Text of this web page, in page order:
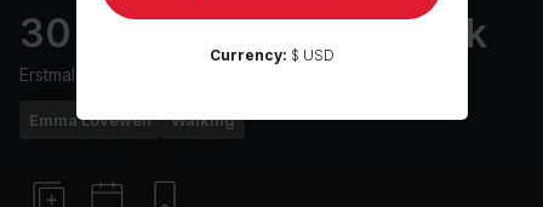
30 min Classic Rock Walk
Erstmals ausgestrahlt am
Emma Lovewell Walking
Currency: $ USD